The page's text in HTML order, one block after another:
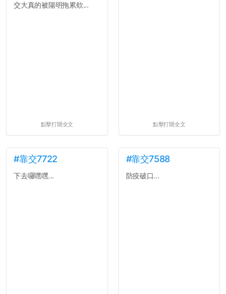
交大真的被陽明拖累欸...
點擊打開全文 點擊打開全文
#靠交7722
下去囉嘿嘿...
#靠交7588
防疫破口...